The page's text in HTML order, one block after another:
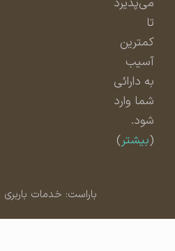
کمترین
آسیب
به دارائی
شما وارد
شود.
بیشتر)
باراست: خدمات باربری و